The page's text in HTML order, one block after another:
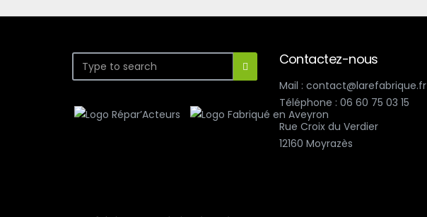
Contactez-nous
Mail : contact@larefabrique.fr
Téléphone : 06 60 75 03 15
Rue Croix du Verdier
12160 Moyrazès